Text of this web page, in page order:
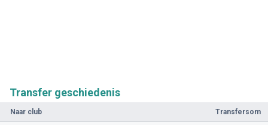
Transfer geschiedenis
Naar club Transfersom